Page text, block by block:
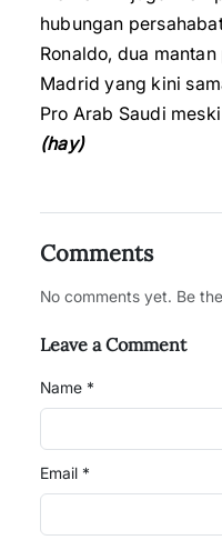
hubungan
Ronaldo, dua
Madrid yang kini
Pro Arab Saudi
(hay)
Comments
No comments yet. Be
Leave a Comment
Name *
Email *